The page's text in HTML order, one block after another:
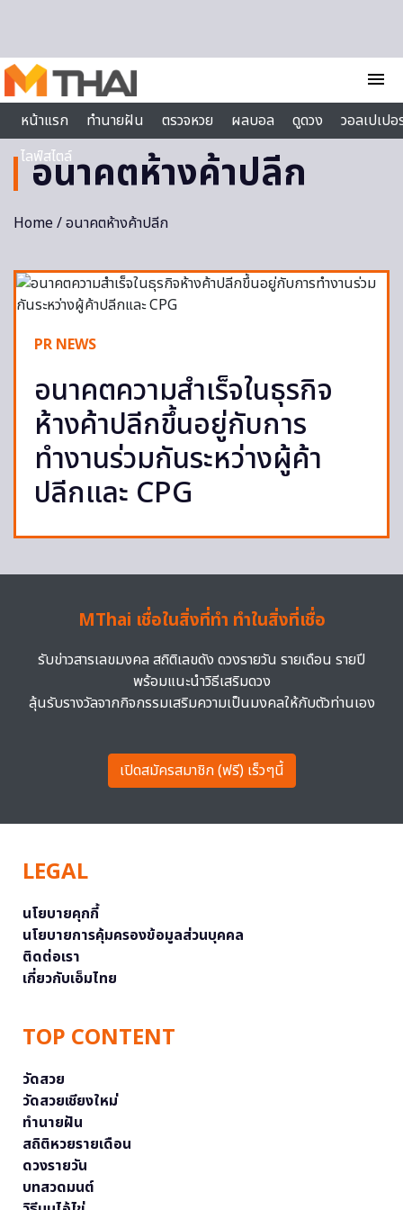
menu
หน้าแรก
ทำนายฝัน ตรวจหวย ผลบอล ดูดวง
วอลเปเป
ไลฟ์สไตล์
อนาคตห้างค้าปลีก
Home/ อนาคตห้างค้าปลีก
PR NEWS
อนาคตความสำเร็จในธุรกิจ
ห้างค้าปลีกขึ้นอยู่กับการ
ทำงานร่วมกันระหว่างผู้ค้า
ปลีกและ CPG
MThai เชื่อในสิ่งที่ทำ ทำในสิ่งที่เชื่อ
รับข่าวสารเลขมงคล สถิติเลขดัง ดวงรายวัน รายเดือน รายปี
พร้อมแนะนำวิธีเสริมดวง
ลุ้นรับรางวัลจากกิจกรรมเสริมความเป็นมงคลให้กับตัวท่านเอง
เปิดสมัครสมาชิก (ฟรี) เร็วๆนี้
LEGAL
นโยบายคุกกี้
นโยบายการคุ้มครองข้อมูลส่วนบุคคล
ติดต่อเรา
เกี่ยวกับเอ็มไทย
TOP CONTENT
วัดสวย
วัดสวยเชียงใหม่
ทำนายฝัน
สถิติหวยรายเดือน
ดวงรายวัน
บทสวดมนต์